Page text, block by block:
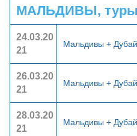
МАЛЬДИВЫ, туры
24.03.20
21
Мальдивы +
26.03.20
21
Мальдивы +
28.03.20
21
Мальдивы +